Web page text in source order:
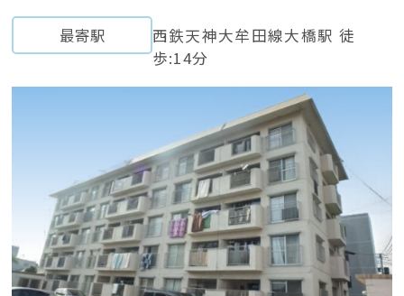
最寄駅
西鉄天神大牟田線大橋駅 徒
歩:14分